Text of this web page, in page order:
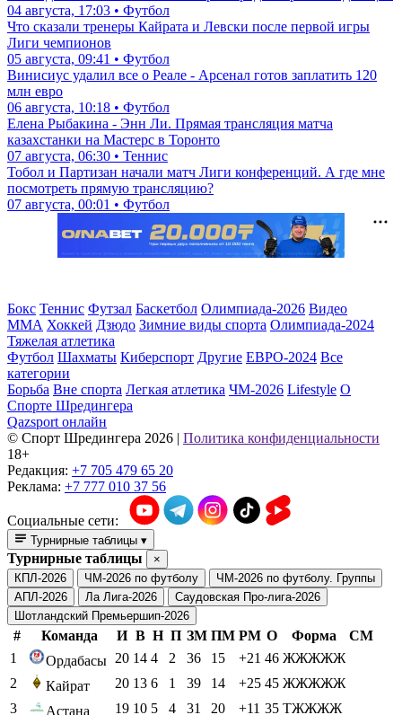
04 августа, 17:03 • Футбол
Что сказали тренеры Кайрата и Левски после первой игры
Лиги чемпионов
05 августа, 09:41 • Футбол
Винисиус удалил все о Реале - Арсенал готов заплатить 120
млн евро
06 августа, 10:18 • Футбол
Елена Рыбакина - Энн Ли. Прямая трансляция матча
казахстанки на Мастерс в Торонто
07 августа, 06:30 • Теннис
Тобол и Партизан начали матч Лиги конференций. А где мне
посмотреть прямую трансляцию?
07 августа, 00:01 • Футбол
Бокс Теннис Футзал Баскетбол Олимпиада-2026 Видео
ММА Хоккей Дзюдо Зимние виды спорта Олимпиада-2024
Тяжелая атлетика
Футбол Шахматы Киберспорт Другие ЕВРО-2024 Все
категории
Борьба Вне спорта Легкая атлетика ЧМ-2026 Lifestyle О
Спорте Шредингера
Qazsport онлайн
© Cпорт Шредингера 2026 | Политика конфиденциальности
18+
Редакция: +7 705 479 65 20
Реклама: +7 777 010 37 56
Социальные сети:
Турнирные таблицы ▾
Турнирные таблицы
×
КПЛ-2026
ЧМ-2026 по футболу
ЧМ-2026 по футболу. Группы
АПЛ-2026
Ла Лига-2026
Саудовская Про-лига-2026
Шотландский Премьершип-2026
# Команда И В Н П ЗМ ПМ РМ О Форма
СМ
1
Ордабасы 20 14 4 2 36 15 +21 46 ЖЖЖЖЖ
2
Кайрат 20 13 6 1 39 14 +25 45 ЖЖЖЖЖ
3
Астана 19 10 5 4 31 20 +11 35 ТЖЖЖЖ